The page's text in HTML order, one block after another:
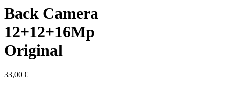
Back Camera
12+12+16Mp
Original
33,00 €